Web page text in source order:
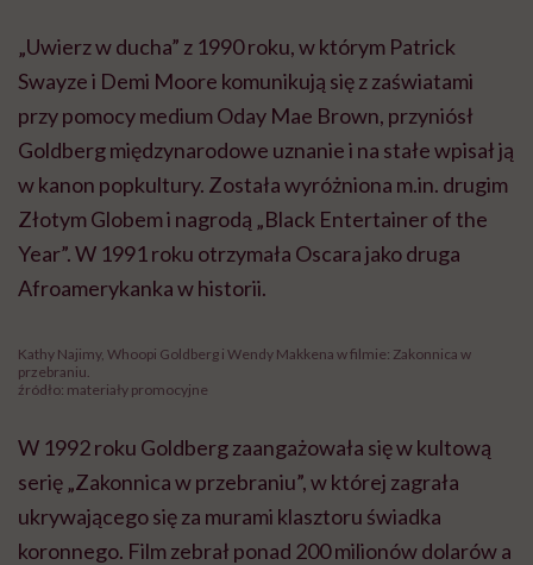
„Uwierz w ducha” z 1990 roku, w którym Patrick
Swayze i Demi Moore komunikują się z zaświatami
przy pomocy medium Oday Mae Brown, przyniósł
Goldberg międzynarodowe uznanie i na stałe wpisał ją
w kanon popkultury. Została wyróżniona m.in. drugim
Złotym Globem i nagrodą „Black Entertainer of the
Year”. W 1991 roku otrzymała Oscara jako druga
Afroamerykanka w historii.
Kathy Najimy, Whoopi Goldberg i Wendy Makkena w filmie: Zakonnica w
przebraniu.
źródło: materiały promocyjne
W 1992 roku Goldberg zaangażowała się w kultową
serię „Zakonnica w przebraniu”, w której zagrała
ukrywającego się za murami klasztoru świadka
koronnego. Film zebrał ponad 200 milionów dolarów a